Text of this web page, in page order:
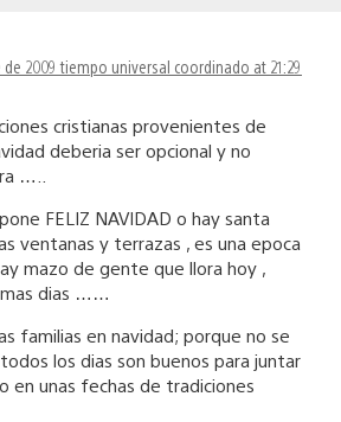
de 2009 tiempo universal coordinado at 21:29
cristianas provenientes de
deberia ser opcional y no
…..
FELIZ NAVIDAD o hay santa
ventanas y terrazas , es una epoca
mazo de gente que llora hoy ,
dias ……
familias en navidad; porque no se
los dias son buenos para juntar
en unas fechas de tradiciones